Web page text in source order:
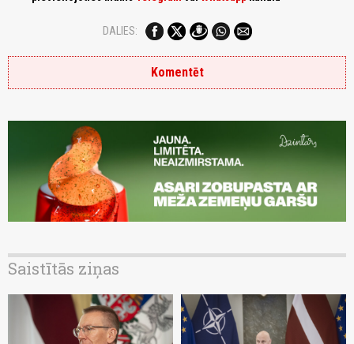
DALIES:
Komentēt
Saistītās ziņas